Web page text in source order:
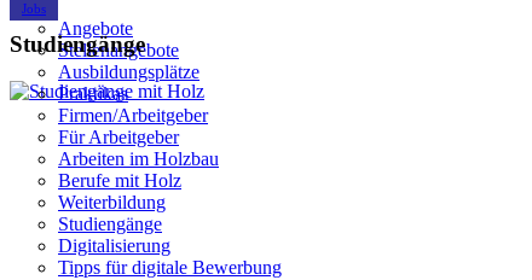
Jobs
Angebote
Stellenangebote
Ausbildungsplätze
Praktikas
Firmen/Arbeitgeber
Für Arbeitgeber
Arbeiten im Holzbau
Berufe mit Holz
Weiterbildung
Studiengänge
Digitalisierung
Tipps für digitale Bewerbung
Studiengänge